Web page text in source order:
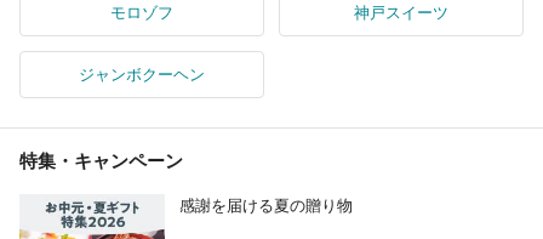
モロゾフ 神戸スイーツ
ジャンボクーヘン
特集・キャンペーン
感謝を届ける夏の贈り物